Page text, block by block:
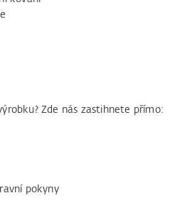
Zde nás zastihnete přímo:
pokyny